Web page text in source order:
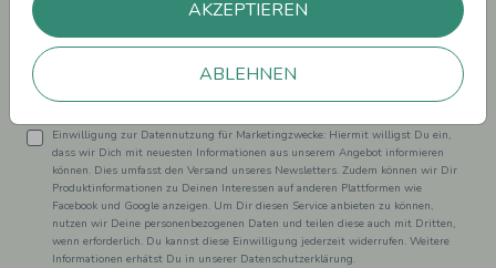
AKZEPTIEREN
ABLEHNEN
Laufenden.
Einwilligung zur Datennutzung für Marketingzwecke: Hiermit willigst Du ein,
dass wir Dich mit neuesten Informationen aus unserem Angebot informieren
können. Dies umfasst den Versand unseres Newsletters. Zudem können wir Dir
Produktinformationen zu Deinen Interessen auf anderen Plattformen wie
Facebook und Google anzeigen. Um Dir diesen Service anbieten zu können,
nutzen wir Deine personenbezogenen Daten und teilen diese auch mit Dritten,
wenn erforderlich. Du kannst diese Einwilligung jederzeit widerrufen. Weitere
Informationen erhätst Du in unserer Datenschutzerklärung.